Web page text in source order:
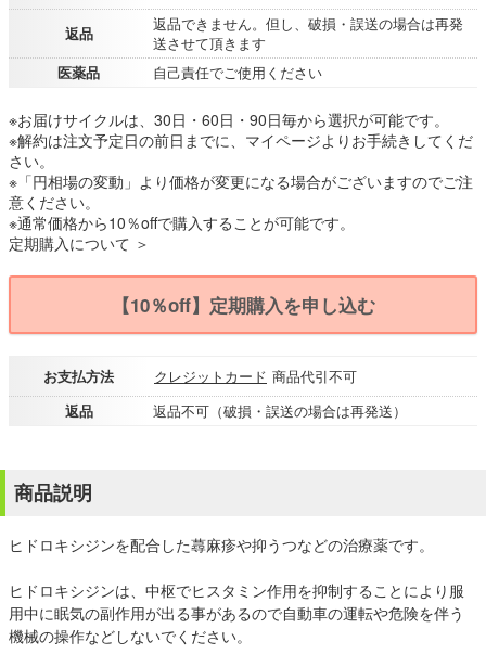
返品
返品できません。但し、破損・誤送の場合は再発
送させて頂きます
医薬品
自己責任でご使用ください
※お届けサイクルは、30日・60日・90日毎から選択が可能です。
※解約は注文予定日の前日までに、マイページよりお手続きしてくだ
さい。
※「円相場の変動」より価格が変更になる場合がございますのでご注
意ください。
※通常価格から10％offで購入することが可能です。
定期購入について ＞
【10％off】定期購入を申し込む
お支払方法 クレジットカード 商品代引不可
返品
返品不可（破損・誤送の場合は再発送）
商品説明
ヒドロキシジンを配合した蕁麻疹や抑うつなどの治療薬です。
ヒドロキシジンは、中枢でヒスタミン作用を抑制することにより服
用中に眠気の副作用が出る事があるので自動車の運転や危険を伴う
機械の操作などしないでください。